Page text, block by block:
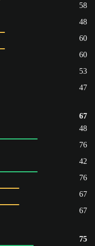
58
48
60
60
53
47
67
48
76
42
76
67
67
75